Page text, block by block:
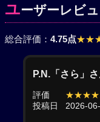
ユーザーレビ
総合評価： 4.75点
P.N.「さら」
評価
投稿日
2026-